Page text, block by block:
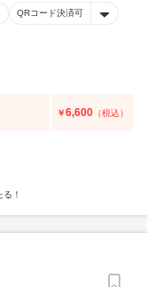
QRコード決済可
￥6,600 （税込）
！